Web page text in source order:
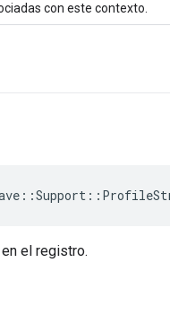
con este contexto.
el registro.